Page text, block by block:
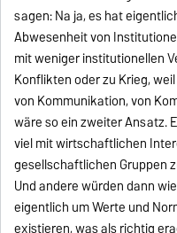
sagen: Na ja, es hat
Abwesenheit von
mit weniger institutionellen
Konflikten oder zu Krieg,
von Kommunikation, von
wäre so ein zweiter Ansatz.
viel mit wirtschaftlichen
gesellschaftlichen Gruppen
Und andere würden dann
eigentlich um Werte und
existieren, was als richtig